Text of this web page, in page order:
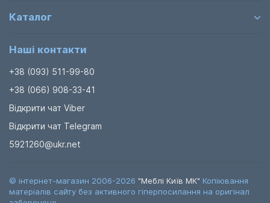
Каталог
Наші контакти
+38 (093) 511-99-80
+38 (066) 908-33-41
Відкрити чат Viber
Відкрити чат Telegram
5921260@ukr.net
© інтернет-магазин 2006-2026 "Меблі Київ МК" Копіювання
матеріалів сайту без активного гіперпосилання на оригінал